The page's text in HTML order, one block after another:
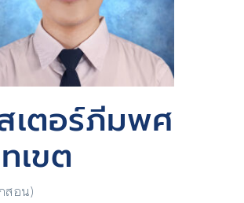
เตอร์ภีมพศ
เขต
สอน)